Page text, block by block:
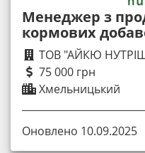
Менеджер з
кормових
ТОВ "АЙКЮ
75 000 грн
Хмельницький
Оновлено 10.09.2025